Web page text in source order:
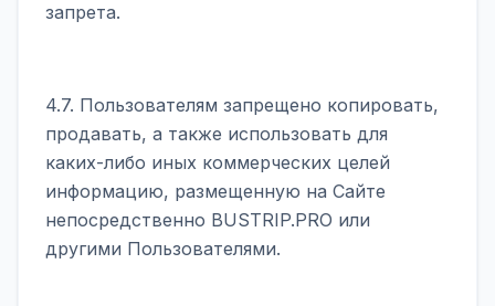
запрета.
4.7. Пользователям запрещено копировать,
продавать, а также использовать для
каких-либо иных коммерческих целей
информацию, размещенную на Сайте
непосредственно BUSTRIP.PRO или
другими Пользователями.